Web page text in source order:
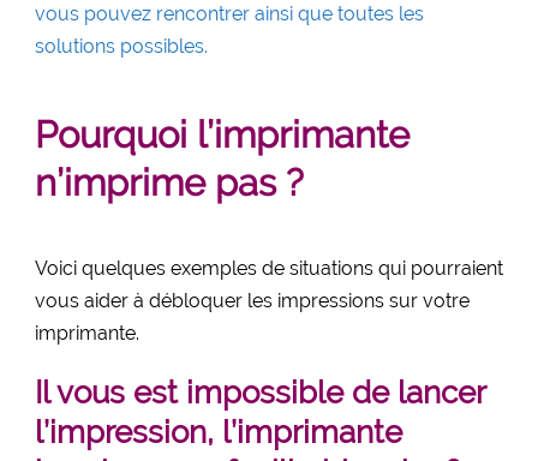
vous pouvez rencontrer ainsi que toutes les
solutions possibles.
Pourquoi l’imprimante
n’imprime pas ?
Voici quelques exemples de situations qui pourraient
vous aider à débloquer les impressions sur votre
imprimante.
Il vous est impossible de lancer
l’impression, l’imprimante